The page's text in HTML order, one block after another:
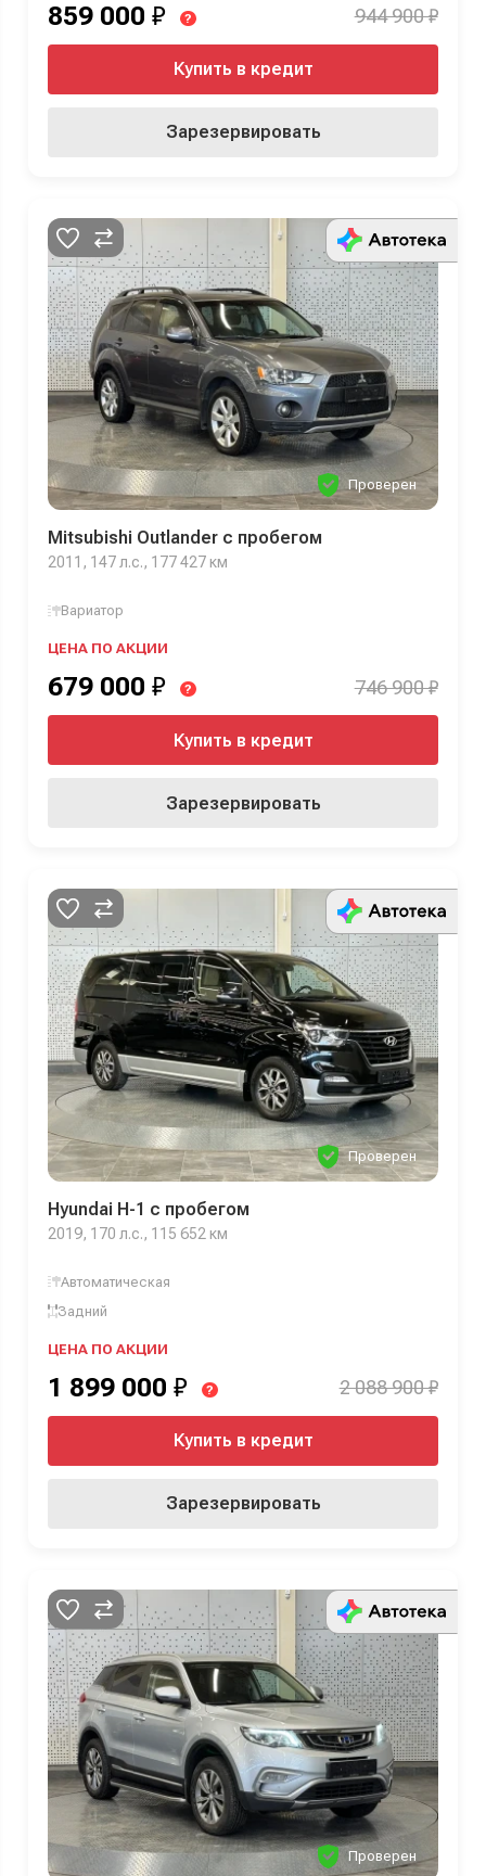
859 000 ₽ ? 944 900 ₽
Купить в кредит
Зарезервировать
Проверен
Mitsubishi Outlander с пробегом
2011, 147 л.с., 177 427 км
Вариатор
ЦЕНА ПО АКЦИИ
679 000 ₽ ? 746 900 ₽
Купить в кредит
Зарезервировать
Проверен
Hyundai H-1 с пробегом
2019, 170 л.с., 115 652 км
Автоматическая
Задний
ЦЕНА ПО АКЦИИ
1 899 000 ₽ ? 2 088 900 ₽
Купить в кредит
Зарезервировать
Проверен